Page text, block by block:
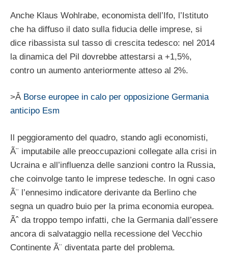
Anche Klaus Wohlrabe, economista dell’Ifo, l’Istituto
che ha diffuso il dato sulla fiducia delle imprese, si
dice ribassista sul tasso di crescita tedesco: nel 2014
la dinamica del Pil dovrebbe attestarsi a +1,5%,
contro un aumento anteriormente atteso al 2%.
>Â Borse europee in calo per opposizione Germania
anticipo Esm
Il peggioramento del quadro, stando agli economisti,
Ã¨ imputabile alle preoccupazioni collegate alla crisi in
Ucraina e all’influenza delle sanzioni contro la Russia,
che coinvolge tanto le imprese tedesche. In ogni caso
Ã¨ l’ennesimo indicatore derivante da Berlino che
segna un quadro buio per la prima economia europea.
Ãˆ da troppo tempo infatti, che la Germania dall’essere
ancora di salvataggio nella recessione del Vecchio
Continente Ã¨ diventata parte del problema.